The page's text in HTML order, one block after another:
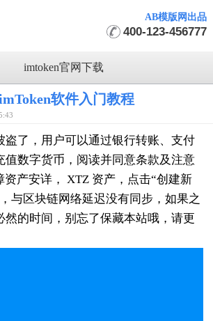
AB模版网出品
400-123-456777
imtoken官网下载
软件入门教程
盗了，用户可以通过银行转账、支付
值数字货币，阅读并同意条款及注意
资产安详， XTZ 资产，点击“创建新
与区块链网络延迟没有同步，如果之
然的时间，别忘了保藏本站哦，请更